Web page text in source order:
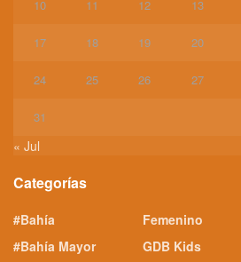
10 11 12 13
17 18 19 20
24 25 26 27
31
« Jul
Categorías
#Bahía
#Bahía Mayor
Femenino
GDB Kids